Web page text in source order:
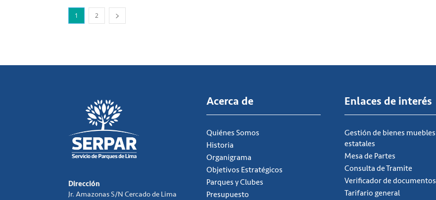
1 2
Dirección
Jr. Amazonas S/N Cercado de Lima
Acerca de
Quiénes Somos
Historia
Organigrama
Objetivos Estratégicos
Parques y Clubes
Presupuesto
Enlaces de interés
Gestión de bienes muebles
estatales
Mesa de Partes
Consulta de Tramite
Verificador de documentos
Tarifario general